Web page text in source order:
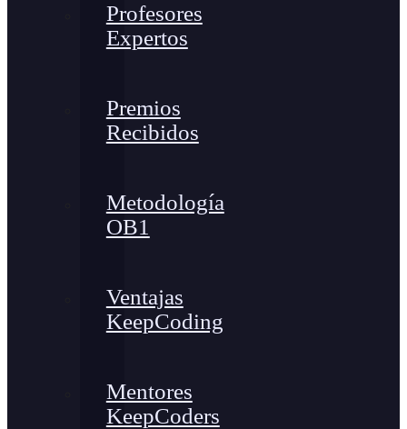
Profesores
Expertos
Premios
Recibidos
Metodología
OB1
Ventajas
KeepCoding
Mentores
KeepCoders